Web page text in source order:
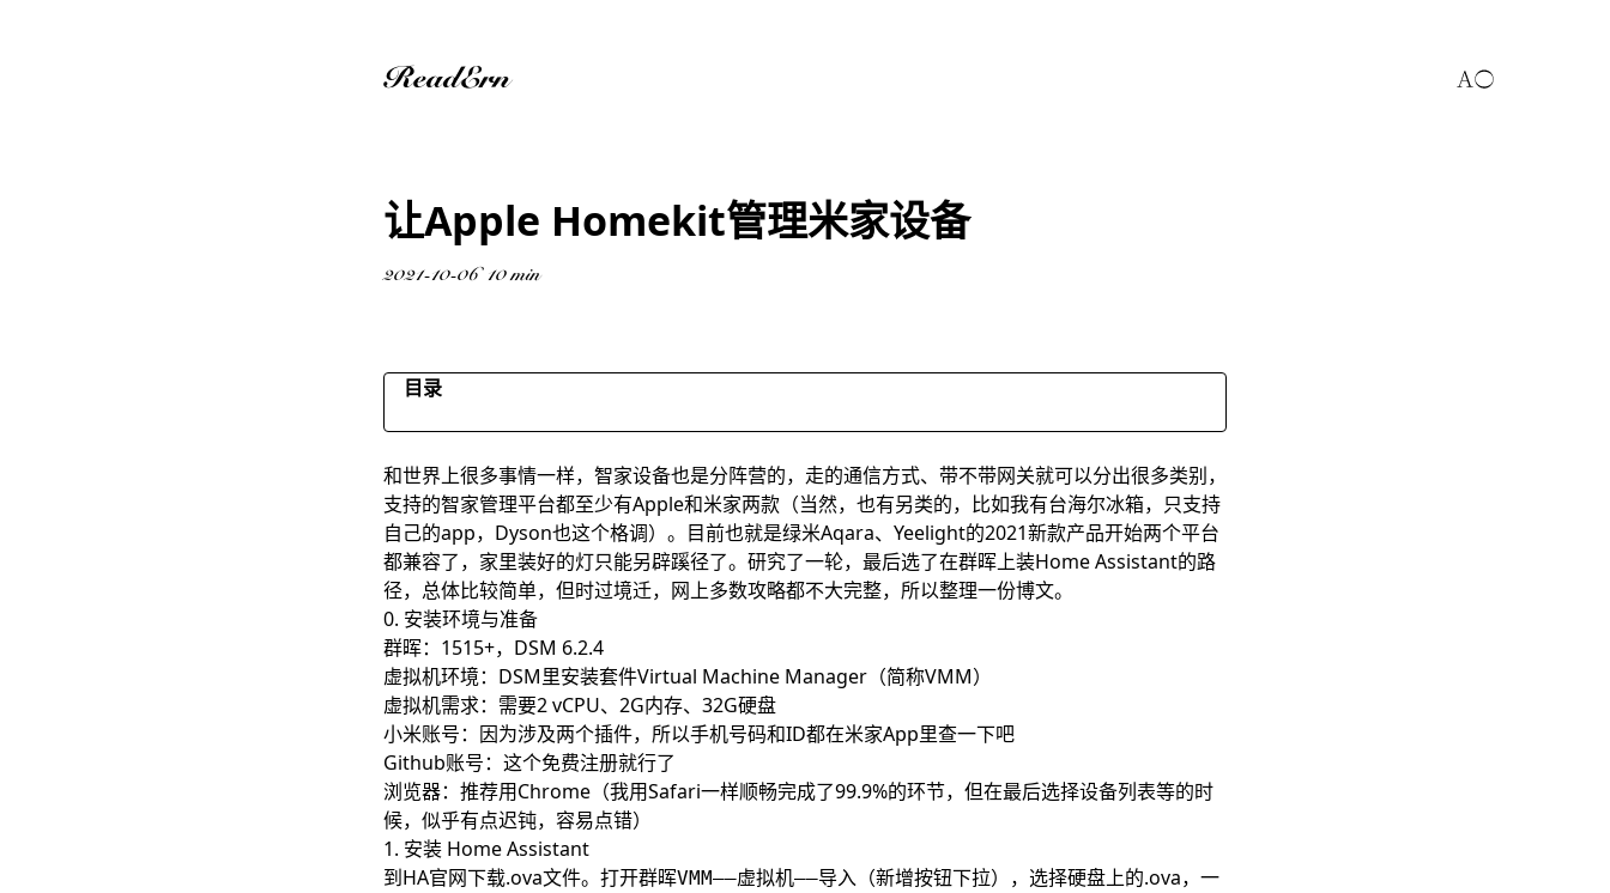
ReadErn
让Apple Homekit管理米家设备
2021-10-06 10 min
目录
1. 安装 Home Assistant
2. 配置 Home Assistant
2.1 基础设置
2.2 安装SSH
2.3 安装HACS
3. 安装米家插件
4. 连接HomeKit
参考资料
和世界上很多事情一样，智家设备也是分阵营的，走的通信方式、带不带网关就可以分出很多类别，
支持的智家管理平台都至少有Apple和米家两款（当然，也有另类的，比如我有台海尔冰箱，只支持
自己的app，Dyson也这个格调）。目前也就是绿米Aqara、Yeelight的2021新款产品开始两个平台
都兼容了，家里装好的灯只能另辟蹊径了。研究了一轮，最后选了在群晖上装Home Assistant的路
径，总体比较简单，但时过境迁，网上多数攻略都不大完整，所以整理一份博文。
0. 安装环境与准备
群晖：1515+，DSM 6.2.4
虚拟机环境：DSM里安装套件Virtual Machine Manager（简称VMM）
虚拟机需求：需要2 vCPU、2G内存、32G硬盘
小米账号：因为涉及两个插件，所以手机号码和ID都在米家App里查一下吧
Github账号：这个免费注册就行了
浏览器：推荐用Chrome（我用Safari一样顺畅完成了99.9%的环节，但在最后选择设备列表等的时
候，似乎有点迟钝，容易点错）
1. 安装 Home Assistant
到HA官网下载.ova文件。打开群晖VMM——虚拟机——导入（新增按钮下拉）
，选择硬盘上的.ova，一